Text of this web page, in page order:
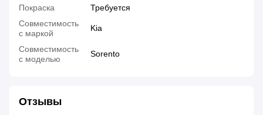
Покраска
Требуется
Совместимость
с маркой
Kia
Совместимость
с моделью
Sorento
Отзывы